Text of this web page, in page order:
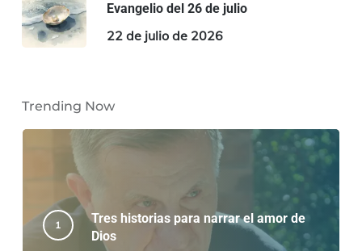
Evangelio del 26 de julio
22 de julio de 2026
Trending Now
Tres historias para narrar el amor de
Dios